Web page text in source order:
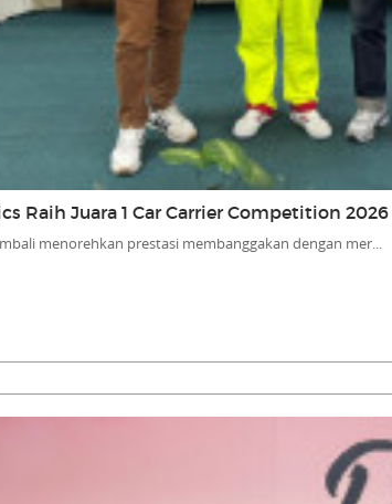
Raih Juara 1 Car Carrier Competition
menorehkan prestasi membanggakan dengan mer...